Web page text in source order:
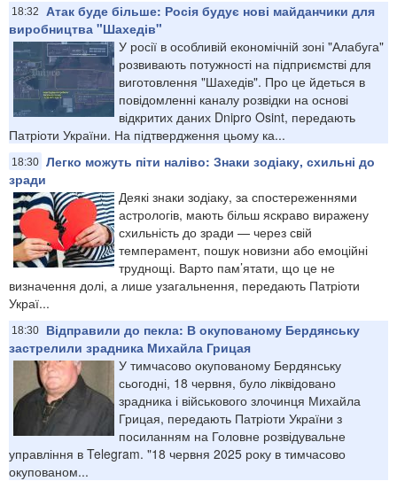
18:32
Атак буде більше: Росія будує нові майданчики для
виробництва "Шахедів"
У росії в особливій економічній зоні "Алабуга"
розвивають потужності на підприємстві для
виготовлення "Шахедів". Про це йдеться в
повідомленні каналу розвідки на основі
відкритих даних Dnipro Osint, передають
Патріоти України. На підтвердження цьому ка...
18:30 Легко можуть піти наліво: Знаки зодіаку, схильні до
зради
Деякі знаки зодіаку, за спостереженнями
астрологів, мають більш яскраво виражену
схильність до зради — через свій
темперамент, пошук новизни або емоційні
труднощі. Варто пам’ятати, що це не
визначення долі, а лише узагальнення, передають Патріоти
Украї...
18:30
Відправили до пекла: В окупованому Бердянську
застрелили зрадника Михайла Грицая
У тимчасово окупованому Бердянську
сьогодні, 18 червня, було ліквідовано
зрадника і військового злочинця Михайла
Грицая, передають Патріоти України з
посиланням на Головне розвідувальне
управління в Telegram. "18 червня 2025 року в тимчасово
окупованом...